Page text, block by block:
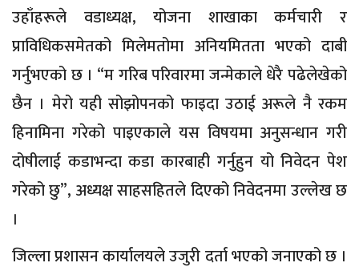
उहाँहरूले वडाध्यक्ष, योजना शाखाका कर्मचारी र
प्राविधिकसमेतको मिलेमतोमा अनियमितता भएको दाबी
गर्नुभएको छ । “म गरिब परिवारमा जन्मेकाले धेरै पढेलेखेको
छैन । मेरो यही सोझोपनको फाइदा उठाई अरूले नै रकम
हिनामिना गरेको पाइएकाले यस विषयमा अनुसन्धान गरी
दोषीलाई कडाभन्दा कडा कारबाही गर्नुहुन यो निवेदन पेश
गरेको छु”, अध्यक्ष साहसहितले दिएको निवेदनमा उल्लेख छ
।
जिल्ला प्रशासन कार्यालयले उजुरी दर्ता भएको जनाएको छ ।